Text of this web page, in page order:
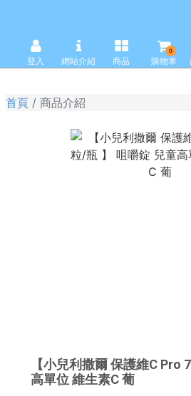
登入 網站介紹 商品 購物車
0
首頁 商品介紹
【小兒利撒爾 保護維C Pro
高單位 維生素C 葡